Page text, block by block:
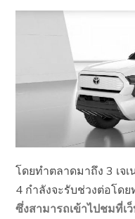
โดยทำตลาดมาถึง 3 เจ
4 กำลังจะรับช่วงต่อโดย
ซึ่งสามารถเข้าไปชมที่เ